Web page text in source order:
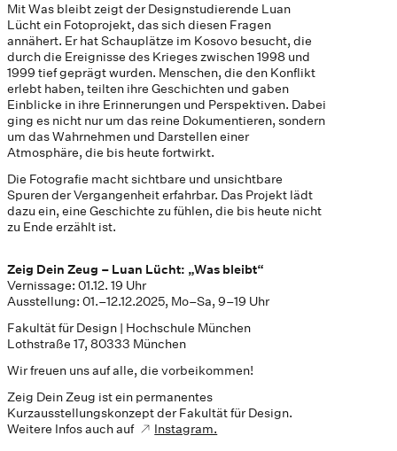
Mit Was bleibt zeigt der Designstudierende Luan
Lücht ein Fotoprojekt, das sich diesen Fragen
annähert. Er hat Schauplätze im Kosovo besucht, die
durch die Ereignisse des Krieges zwischen 1998 und
1999 tief geprägt wurden. Menschen, die den Konflikt
erlebt haben, teilten ihre Geschichten und gaben
Einblicke in ihre Erinnerungen und Perspektiven. Dabei
ging es nicht nur um das reine Dokumentieren, sondern
um das Wahrnehmen und Darstellen einer
Atmosphäre, die bis heute fortwirkt.
Die Fotografie macht sichtbare und unsichtbare
Spuren der Vergangenheit erfahrbar. Das Projekt lädt
dazu ein, eine Geschichte zu fühlen, die bis heute nicht
zu Ende erzählt ist.
Zeig Dein Zeug – Luan Lücht: „Was bleibt“
Vernissage: 01.12. 19 Uhr
Ausstellung: 01.–12.12.2025, Mo–Sa, 9–19 Uhr
Fakultät für Design | Hochschule München
Lothstraße 17, 80333 München
Wir freuen uns auf alle, die vorbeikommen!
Zeig Dein Zeug ist ein permanentes
Kurzausstellungskonzept der Fakultät für Design.
Weitere Infos auch auf
Instagram.